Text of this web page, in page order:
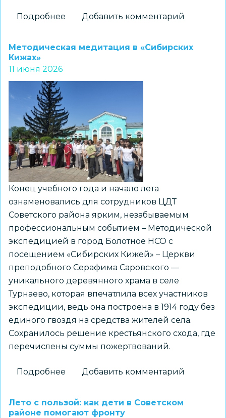
Подробнее
ЦРТДиЮ
Добавить комментарий
Методическая медитация в «Сибирских
Кижах»
11 июня 2026
Конец учебного года и начало лета
ознаменовались для сотрудников ЦДТ
Советского района ярким, незабываемым
профессиональным событием – Методической
экспедицией в город Болотное НСО с
посещением «Сибирских Кижей» – Церкви
преподобного Серафима Саровского —
уникального деревянного храма в селе
Турнаево, которая впечатлила всех участников
экспедиции, ведь она построена в 1914 году без
единого гвоздя на средства жителей села.
Сохранилось решение крестьянского схода, где
перечислены суммы пожертвований.
Подробнее
медитация
в
Добавить комментарий
Лето с пользой: как дети в Советском
районе помогают фронту